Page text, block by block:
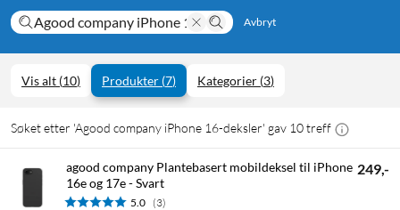
Avbryt
Vis alt (10) Produkter (7) Kategorier (3)
Søket etter 'Agood company iPhone 16-deksler' gav 10 treff
agood company Plantebasert mobildeksel til iPhone
16e og 17e - Svart
5.0 (3)
249,-